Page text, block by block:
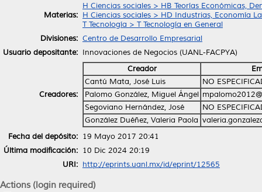
Materias:
H Ciencias sociales > HB Teorías Económicas,
H Ciencias sociales > HD Industrias, Economía
T Tecnología > T Tecnología en General
Divisiones: Centro de Desarrollo Empresarial
Usuario depositante: Innovaciones de Negocios (UANL-FACPYA)
Creadores:
Creador
Cantú Mata, José Luis
NO
Palomo González, Miguel Ángel
Segoviano Hernández, José
NO
González Duéñez, Valeria Paola
Fecha del depósito: 19 Mayo 2017 20:41
Última modificación: 10 Dic 2024 20:19
URI: http://eprints.uanl.mx/id/eprint/12565
Actions (login required)